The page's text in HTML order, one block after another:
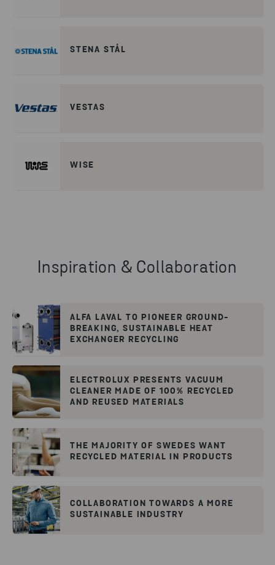
STENA STÅL
VESTAS
WISE
Inspiration & Collaboration
ALFA LAVAL TO PIONEER GROUND-
BREAKING, SUSTAINABLE HEAT
EXCHANGER RECYCLING
ELECTROLUX PRESENTS VACUUM
CLEANER MADE OF 100% RECYCLED
AND REUSED MATERIALS
THE MAJORITY OF SWEDES WANT
RECYCLED MATERIAL IN PRODUCTS
COLLABORATION TOWARDS A MORE
SUSTAINABLE INDUSTRY